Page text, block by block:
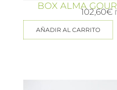
BOX ALMA
102,60€
AÑADIR AL CARRITO